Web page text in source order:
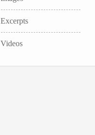
Excerpts
Videos